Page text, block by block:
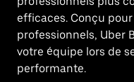
efficaces. Conçu
professionnels, Uber
votre équipe lors de
performante.